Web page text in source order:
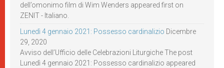
dell’omonimo film di Wim Wenders appeared first on
ZENIT - Italiano.
Lunedì 4 gennaio 2021: Possesso cardinalizio Dicembre
29, 2020
Avviso dell’Ufficio delle Celebrazioni Liturgiche The post
Lunedì 4 gennaio 2021: Possesso cardinalizio appeared